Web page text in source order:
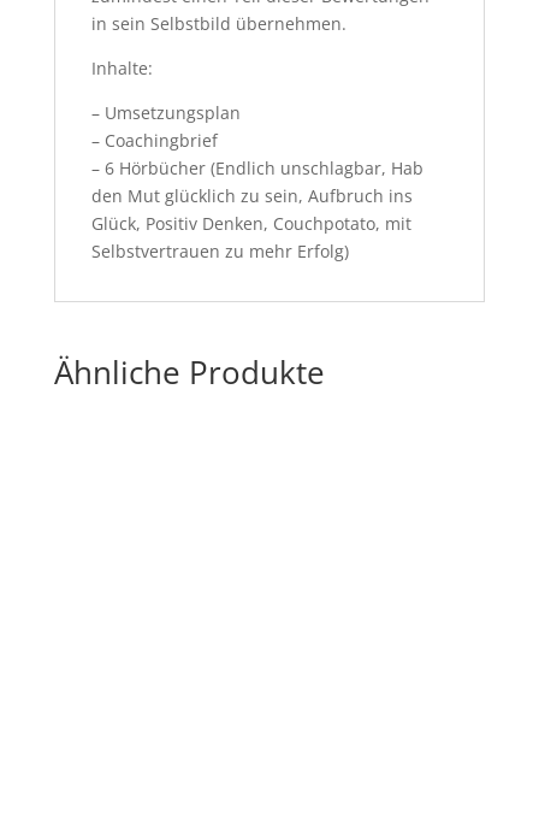
in sein Selbstbild übernehmen.
Inhalte:
– Umsetzungsplan
– Coachingbrief
– 6 Hörbücher (Endlich unschlagbar, Hab
den Mut glücklich zu sein, Aufbruch ins
Glück, Positiv Denken, Couchpotato, mit
Selbstvertrauen zu mehr Erfolg)
Ähnliche Produkte